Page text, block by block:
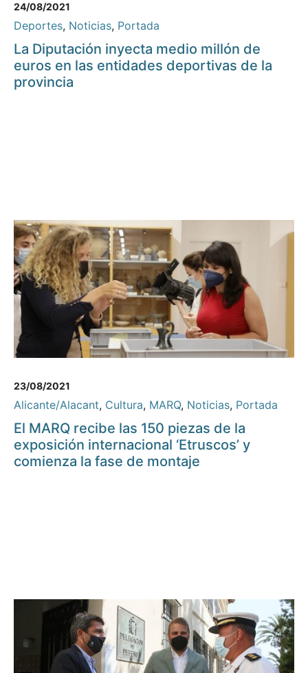
24/08/2021
Deportes, Noticias, Portada
La Diputación inyecta medio millón de
euros en las entidades deportivas de la
provincia
23/08/2021
Alicante/Alacant, Cultura, MARQ, Noticias, Portada
El MARQ recibe las 150 piezas de la
exposición internacional ‘Etruscos’ y
comienza la fase de montaje